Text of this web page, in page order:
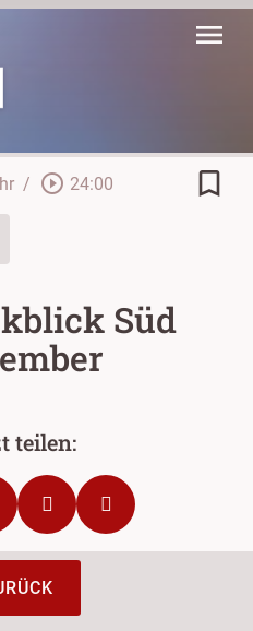
menu
/ play_circle_outline 24:00 bookmark_border
Süd